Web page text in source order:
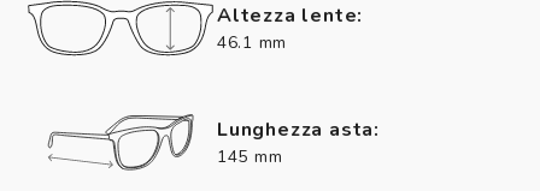
Altezza lente:
46.1 mm
Lunghezza asta:
145 mm